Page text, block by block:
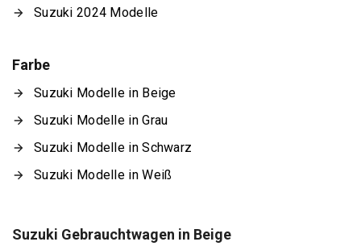
Suzuki 2024 Modelle
Farbe
Suzuki Modelle in Beige
Suzuki Modelle in Grau
Suzuki Modelle in Schwarz
Suzuki Modelle in Weiß
Suzuki Gebrauchtwagen in Beige